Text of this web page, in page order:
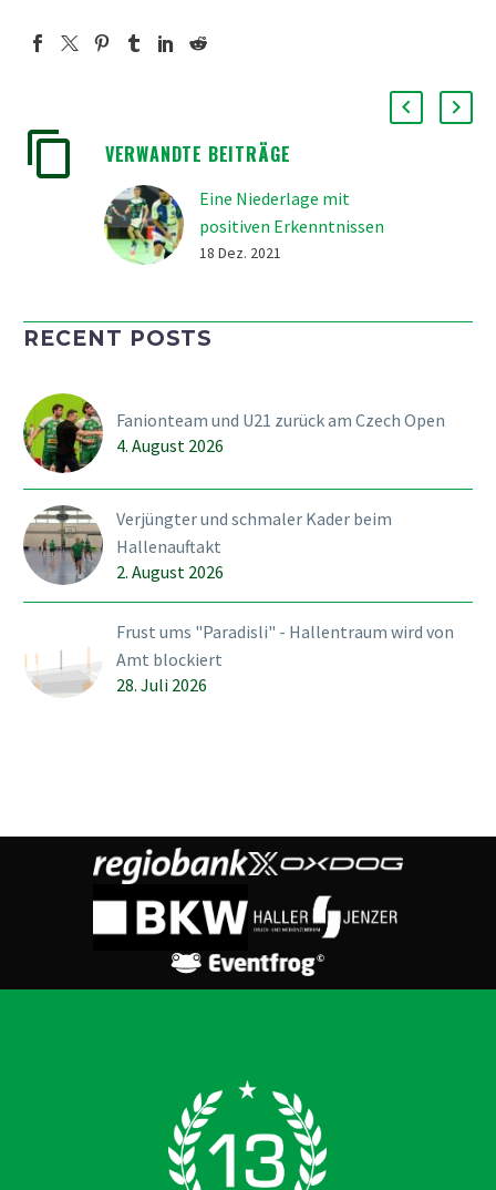
VERWANDTE BEITRÄGE
Eine Niederlage mit
positiven Erkenntnissen
Der SVWE verliert den
scheitert zu Beginn vor
Klasse des routinierten
und abgeklärten GC.
18 Dez. 2021
RECENT POSTS
Fanionteam und U21 zurück am Czech Open
4. August 2026
Verjüngter und schmaler Kader beim
Hallenauftakt
2. August 2026
Frust ums "Paradisli" - Hallentraum wird von
Amt blockiert
28. Juli 2026